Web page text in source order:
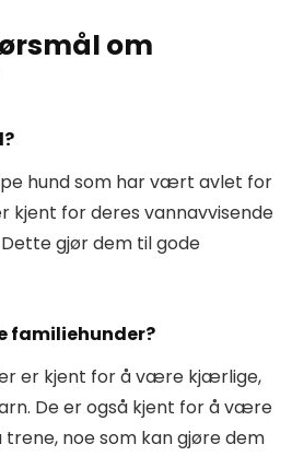
om
hund som har vært avlet for
kjent for deres vannavvisende
gjør dem til gode
familiehunder?
er kjent for å være kjærlige,
De er også kjent for å være
noe som kan gjøre dem